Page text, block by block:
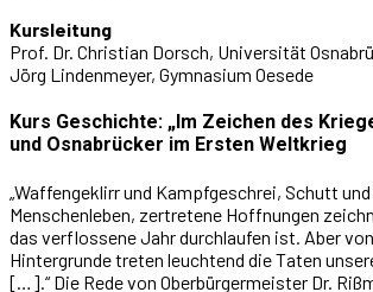
Kursleitung
Prof. Dr. Christian Dorsch, Universität
Jörg Lindenmeyer, Gymnasium Oesede
Kurs Geschichte: „Im Zeichen des
und Osnabrücker im Ersten Weltkrieg
„Waffengeklirr und Kampfgeschrei, Schutt
Menschenleben, zertretene Hoffnungen
das verflossene Jahr durchlaufen ist. Aber
Hintergrunde treten leuchtend die Taten
[…].“ Die Rede von Oberbürgermeister Dr.